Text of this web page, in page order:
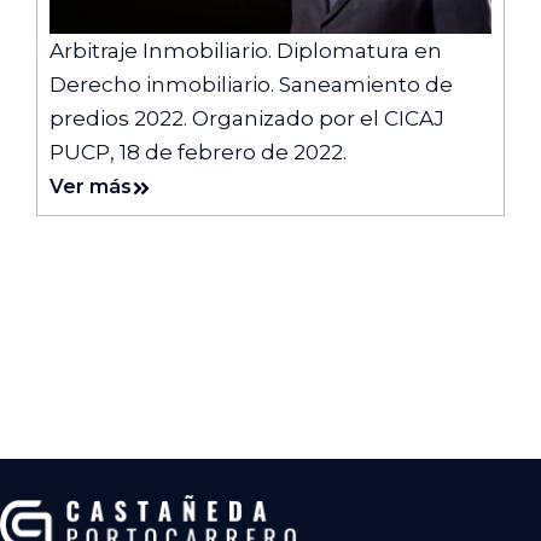
Arbitraje Inmobiliario. Diplomatura en
Derecho inmobiliario. Saneamiento de
predios 2022. Organizado por el CICAJ
PUCP, 18 de febrero de 2022.
Ver más